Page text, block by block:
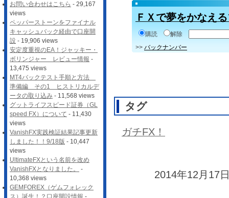
ＦＸで夢をかなえ
購読
解除
>> バックナンバー
タグ
ガチFX！
2014年12月17
お問い合わせはこちら - 29,167
views
ペッパーストーンをファイナル
キャッシュバック経由で口座開
設 - 19,906 views
安定度重視のEA！ジャッキー・
ボリンジャー レビュー情報 -
13,475 views
MT4バックテスト手順と方法
準備編 その1 ヒストリカルデ
ータの取り込み - 11,568 views
グットライフスピード証券（GL
speed FX）について - 11,430
views
VanishFX実践検証結果記事更新
しました！！9/18版 - 10,447
views
UltimateFXという名前を改め
VanishFXとなりました。
-
10,368 views
GEMFOREX（ゲムフォレック
ス）誕生！？口座開設情報 -